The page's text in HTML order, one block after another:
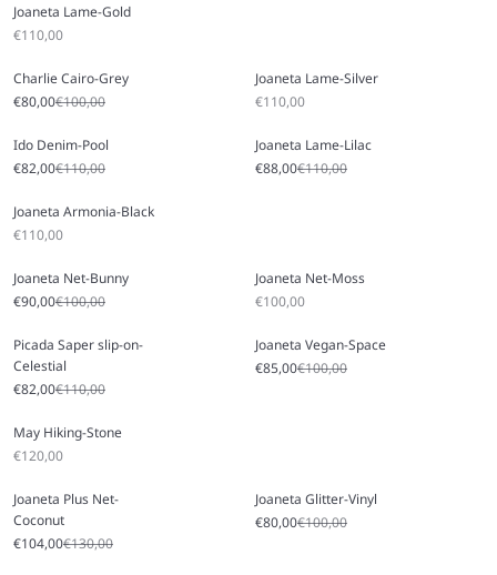
Joaneta Lame-Gold
Prix soldé
€110,00
Charlie Cairo-Grey
Prix soldé
€80,00Prix régulier
€100,00
Joaneta Lame-Silver
Prix soldé
€110,00
Ido Denim-Pool
Prix soldé
€82,00Prix régulier
€110,00
Joaneta Lame-Lilac
Prix soldé
€88,00Prix régulier
€110,00
Joaneta Armonia-Black
Prix soldé
€110,00
Joaneta Net-Bunny
Prix soldé
€90,00Prix régulier
€100,00
Joaneta Net-Moss
Prix soldé
€100,00
Picada Saper slip-on-
Celestial
Prix soldé
€82,00Prix régulier
€110,00
Joaneta Vegan-Space
Prix soldé
€85,00Prix régulier
€100,00
May Hiking-Stone
Prix soldé
€120,00
Joaneta Plus Net-
Coconut
Prix soldé
€104,00Prix régulier
€130,00
Joaneta Glitter-Vinyl
Prix soldé
€80,00Prix régulier
€100,00